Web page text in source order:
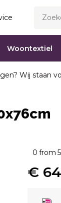
Woontextiel
Wij staan
0 from 5
€